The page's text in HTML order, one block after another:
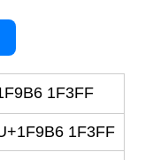
1F3FF
1F3FF